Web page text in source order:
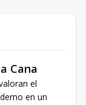
Cana
el
en un